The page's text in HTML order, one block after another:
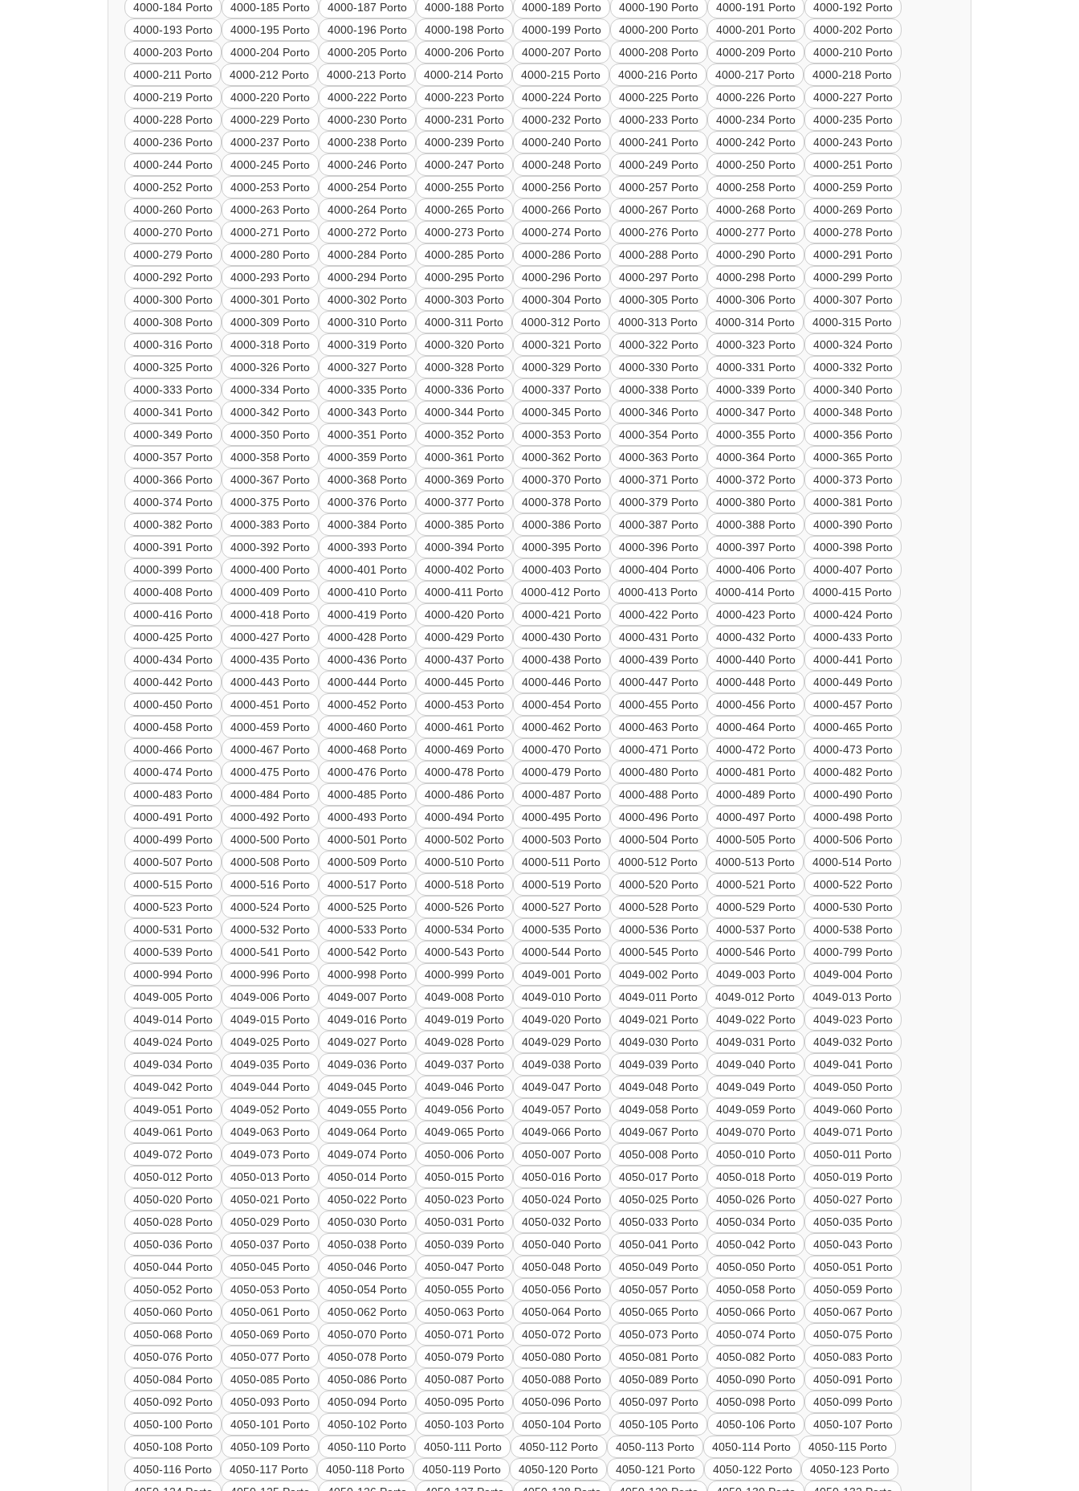
4000-184 Porto
4000-185 Porto 4000-187 Porto 4000-188 Porto 4000-189 Porto 4000-190 Porto 4000-191 Porto
4000-192 Porto
4000-193 Porto
4000-195 Porto 4000-196 Porto 4000-198 Porto 4000-199 Porto 4000-200 Porto 4000-201 Porto
4000-202 Porto
4000-203 Porto
4000-204 Porto 4000-205 Porto 4000-206 Porto 4000-207 Porto 4000-208 Porto 4000-209 Porto
4000-210 Porto
4000-211 Porto
4000-212 Porto 4000-213 Porto 4000-214 Porto 4000-215 Porto 4000-216 Porto 4000-217 Porto
4000-218 Porto
4000-219 Porto
4000-220 Porto 4000-222 Porto 4000-223 Porto 4000-224 Porto 4000-225 Porto 4000-226 Porto
4000-227 Porto
4000-228 Porto
4000-229 Porto 4000-230 Porto 4000-231 Porto 4000-232 Porto 4000-233 Porto 4000-234 Porto
4000-235 Porto
4000-236 Porto
4000-237 Porto 4000-238 Porto 4000-239 Porto 4000-240 Porto 4000-241 Porto 4000-242 Porto
4000-243 Porto
4000-244 Porto
4000-245 Porto 4000-246 Porto 4000-247 Porto 4000-248 Porto 4000-249 Porto 4000-250 Porto
4000-251 Porto
4000-252 Porto
4000-253 Porto 4000-254 Porto 4000-255 Porto 4000-256 Porto 4000-257 Porto 4000-258 Porto
4000-259 Porto
4000-260 Porto
4000-263 Porto 4000-264 Porto 4000-265 Porto 4000-266 Porto 4000-267 Porto 4000-268 Porto
4000-269 Porto
4000-270 Porto
4000-271 Porto 4000-272 Porto 4000-273 Porto 4000-274 Porto 4000-276 Porto 4000-277 Porto
4000-278 Porto
4000-279 Porto
4000-280 Porto 4000-284 Porto 4000-285 Porto 4000-286 Porto 4000-288 Porto 4000-290 Porto
4000-291 Porto
4000-292 Porto
4000-293 Porto 4000-294 Porto 4000-295 Porto 4000-296 Porto 4000-297 Porto 4000-298 Porto
4000-299 Porto
4000-300 Porto
4000-301 Porto 4000-302 Porto 4000-303 Porto 4000-304 Porto 4000-305 Porto 4000-306 Porto
4000-307 Porto
4000-308 Porto
4000-309 Porto 4000-310 Porto 4000-311 Porto 4000-312 Porto 4000-313 Porto 4000-314 Porto
4000-315 Porto
4000-316 Porto
4000-318 Porto 4000-319 Porto 4000-320 Porto 4000-321 Porto 4000-322 Porto 4000-323 Porto
4000-324 Porto
4000-325 Porto
4000-326 Porto 4000-327 Porto 4000-328 Porto 4000-329 Porto 4000-330 Porto 4000-331 Porto
4000-332 Porto
4000-333 Porto
4000-334 Porto 4000-335 Porto 4000-336 Porto 4000-337 Porto 4000-338 Porto 4000-339 Porto
4000-340 Porto
4000-341 Porto
4000-342 Porto 4000-343 Porto 4000-344 Porto 4000-345 Porto 4000-346 Porto 4000-347 Porto
4000-348 Porto
4000-349 Porto
4000-350 Porto 4000-351 Porto 4000-352 Porto 4000-353 Porto 4000-354 Porto 4000-355 Porto
4000-356 Porto
4000-357 Porto
4000-358 Porto 4000-359 Porto 4000-361 Porto 4000-362 Porto 4000-363 Porto 4000-364 Porto
4000-365 Porto
4000-366 Porto
4000-367 Porto 4000-368 Porto 4000-369 Porto 4000-370 Porto 4000-371 Porto 4000-372 Porto
4000-373 Porto
4000-374 Porto
4000-375 Porto 4000-376 Porto 4000-377 Porto 4000-378 Porto 4000-379 Porto 4000-380 Porto
4000-381 Porto
4000-382 Porto
4000-383 Porto 4000-384 Porto 4000-385 Porto 4000-386 Porto 4000-387 Porto 4000-388 Porto
4000-390 Porto
4000-391 Porto
4000-392 Porto 4000-393 Porto 4000-394 Porto 4000-395 Porto 4000-396 Porto 4000-397 Porto
4000-398 Porto
4000-399 Porto
4000-400 Porto 4000-401 Porto 4000-402 Porto 4000-403 Porto 4000-404 Porto 4000-406 Porto
4000-407 Porto
4000-408 Porto
4000-409 Porto 4000-410 Porto 4000-411 Porto 4000-412 Porto 4000-413 Porto 4000-414 Porto
4000-415 Porto
4000-416 Porto
4000-418 Porto 4000-419 Porto 4000-420 Porto 4000-421 Porto 4000-422 Porto 4000-423 Porto
4000-424 Porto
4000-425 Porto
4000-427 Porto 4000-428 Porto 4000-429 Porto 4000-430 Porto 4000-431 Porto 4000-432 Porto
4000-433 Porto
4000-434 Porto
4000-435 Porto 4000-436 Porto 4000-437 Porto 4000-438 Porto 4000-439 Porto 4000-440 Porto
4000-441 Porto
4000-442 Porto
4000-443 Porto 4000-444 Porto 4000-445 Porto 4000-446 Porto 4000-447 Porto 4000-448 Porto
4000-449 Porto
4000-450 Porto
4000-451 Porto 4000-452 Porto 4000-453 Porto 4000-454 Porto 4000-455 Porto 4000-456 Porto
4000-457 Porto
4000-458 Porto
4000-459 Porto 4000-460 Porto 4000-461 Porto 4000-462 Porto 4000-463 Porto 4000-464 Porto
4000-465 Porto
4000-466 Porto
4000-467 Porto 4000-468 Porto 4000-469 Porto 4000-470 Porto 4000-471 Porto 4000-472 Porto
4000-473 Porto
4000-474 Porto
4000-475 Porto 4000-476 Porto 4000-478 Porto 4000-479 Porto 4000-480 Porto 4000-481 Porto
4000-482 Porto
4000-483 Porto
4000-484 Porto 4000-485 Porto 4000-486 Porto 4000-487 Porto 4000-488 Porto 4000-489 Porto
4000-490 Porto
4000-491 Porto
4000-492 Porto 4000-493 Porto 4000-494 Porto 4000-495 Porto 4000-496 Porto 4000-497 Porto
4000-498 Porto
4000-499 Porto
4000-500 Porto 4000-501 Porto 4000-502 Porto 4000-503 Porto 4000-504 Porto 4000-505 Porto
4000-506 Porto
4000-507 Porto
4000-508 Porto 4000-509 Porto 4000-510 Porto 4000-511 Porto 4000-512 Porto 4000-513 Porto
4000-514 Porto
4000-515 Porto
4000-516 Porto 4000-517 Porto 4000-518 Porto 4000-519 Porto 4000-520 Porto 4000-521 Porto
4000-522 Porto
4000-523 Porto
4000-524 Porto 4000-525 Porto 4000-526 Porto 4000-527 Porto 4000-528 Porto 4000-529 Porto
4000-530 Porto
4000-531 Porto
4000-532 Porto 4000-533 Porto 4000-534 Porto 4000-535 Porto 4000-536 Porto 4000-537 Porto
4000-538 Porto
4000-539 Porto
4000-541 Porto 4000-542 Porto 4000-543 Porto 4000-544 Porto 4000-545 Porto 4000-546 Porto
4000-799 Porto
4000-994 Porto
4000-996 Porto 4000-998 Porto 4000-999 Porto 4049-001 Porto 4049-002 Porto 4049-003 Porto
4049-004 Porto
4049-005 Porto
4049-006 Porto 4049-007 Porto 4049-008 Porto 4049-010 Porto 4049-011 Porto 4049-012 Porto
4049-013 Porto
4049-014 Porto
4049-015 Porto 4049-016 Porto 4049-019 Porto 4049-020 Porto 4049-021 Porto 4049-022 Porto
4049-023 Porto
4049-024 Porto
4049-025 Porto 4049-027 Porto 4049-028 Porto 4049-029 Porto 4049-030 Porto 4049-031 Porto
4049-032 Porto
4049-034 Porto
4049-035 Porto 4049-036 Porto 4049-037 Porto 4049-038 Porto 4049-039 Porto 4049-040 Porto
4049-041 Porto
4049-042 Porto
4049-044 Porto 4049-045 Porto 4049-046 Porto 4049-047 Porto 4049-048 Porto 4049-049 Porto
4049-050 Porto
4049-051 Porto
4049-052 Porto 4049-055 Porto 4049-056 Porto 4049-057 Porto 4049-058 Porto 4049-059 Porto
4049-060 Porto
4049-061 Porto
4049-063 Porto 4049-064 Porto 4049-065 Porto 4049-066 Porto 4049-067 Porto 4049-070 Porto
4049-071 Porto
4049-072 Porto
4049-073 Porto 4049-074 Porto 4050-006 Porto 4050-007 Porto 4050-008 Porto 4050-010 Porto
4050-011 Porto
4050-012 Porto
4050-013 Porto 4050-014 Porto 4050-015 Porto 4050-016 Porto 4050-017 Porto 4050-018 Porto
4050-019 Porto
4050-020 Porto
4050-021 Porto 4050-022 Porto 4050-023 Porto 4050-024 Porto 4050-025 Porto 4050-026 Porto
4050-027 Porto
4050-028 Porto
4050-029 Porto 4050-030 Porto 4050-031 Porto 4050-032 Porto 4050-033 Porto 4050-034 Porto
4050-035 Porto
4050-036 Porto
4050-037 Porto 4050-038 Porto 4050-039 Porto 4050-040 Porto 4050-041 Porto 4050-042 Porto
4050-043 Porto
4050-044 Porto
4050-045 Porto 4050-046 Porto 4050-047 Porto 4050-048 Porto 4050-049 Porto 4050-050 Porto
4050-051 Porto
4050-052 Porto
4050-053 Porto 4050-054 Porto 4050-055 Porto 4050-056 Porto 4050-057 Porto 4050-058 Porto
4050-059 Porto
4050-060 Porto
4050-061 Porto 4050-062 Porto 4050-063 Porto 4050-064 Porto 4050-065 Porto 4050-066 Porto
4050-067 Porto
4050-068 Porto
4050-069 Porto 4050-070 Porto 4050-071 Porto 4050-072 Porto 4050-073 Porto 4050-074 Porto
4050-075 Porto
4050-076 Porto
4050-077 Porto 4050-078 Porto 4050-079 Porto 4050-080 Porto 4050-081 Porto 4050-082 Porto
4050-083 Porto
4050-084 Porto
4050-085 Porto 4050-086 Porto 4050-087 Porto 4050-088 Porto 4050-089 Porto 4050-090 Porto
4050-091 Porto
4050-092 Porto
4050-093 Porto 4050-094 Porto 4050-095 Porto 4050-096 Porto 4050-097 Porto 4050-098 Porto
4050-099 Porto
4050-100 Porto
4050-101 Porto 4050-102 Porto 4050-103 Porto 4050-104 Porto 4050-105 Porto 4050-106 Porto
4050-107 Porto
4050-108 Porto
4050-109 Porto 4050-110 Porto 4050-111 Porto 4050-112 Porto 4050-113 Porto 4050-114 Porto
4050-115 Porto
4050-116 Porto
4050-117 Porto 4050-118 Porto 4050-119 Porto 4050-120 Porto 4050-121 Porto 4050-122 Porto
4050-123 Porto